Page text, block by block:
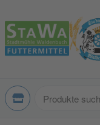
Zur
Navigation
springen
Zum
Inhalt
springen
Produkte